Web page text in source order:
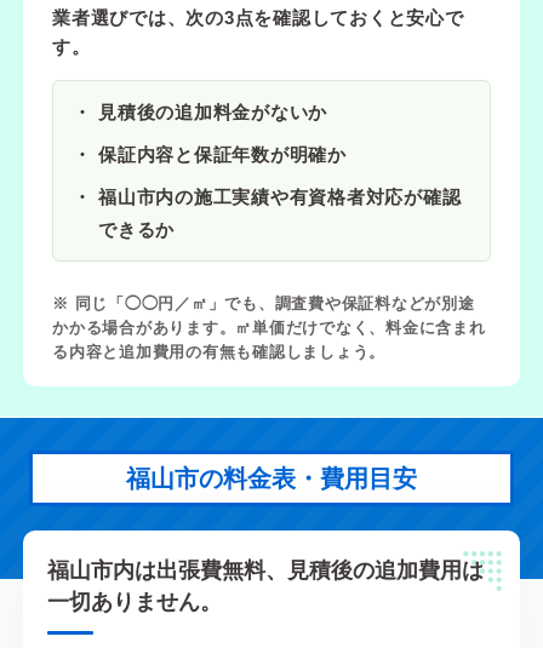
業者選びでは、次の3点を確認しておくと安心で
す。
見積後の追加料金がないか
保証内容と保証年数が明確か
福山市内の施工実績や有資格者対応が確認
できるか
※ 同じ「◯◯円／㎡」でも、調査費や保証料などが別途
かかる場合があります。㎡単価だけでなく、料金に含まれ
る内容と追加費用の有無も確認しましょう。
福山市の料金表・費用目安
福山市内は出張費無料、見積後の追加費用は
一切ありません。